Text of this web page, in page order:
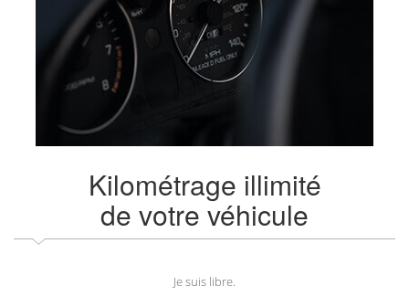
Kilométrage illimité
de votre véhicule
Je suis libre.